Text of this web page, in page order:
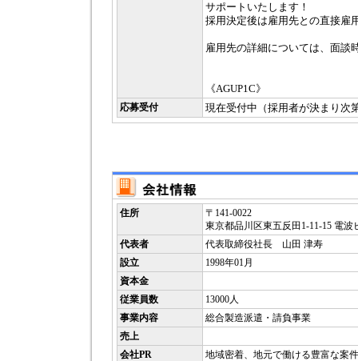
サポートいたします！
採用決定後は雇用先との直接雇
雇用先の詳細については、面談
《AGUP1C》
応募受付 現在受付中（採用者が決まり次
住所
〒141-0022
東京都品川区東五反田1-11-15 電波
代表者
代表取締役社長 山田 津寿
設立
1998年01月
資本金
従業員数
13000人
事業内容
総合製造派遣・請負事業
売上
会社PR
地域密着、地元で働ける豊富な案